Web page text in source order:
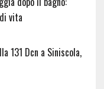
vita
131 Dcn a Siniscola,